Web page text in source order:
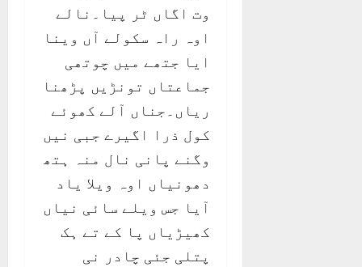
وت اگاں ٹر پیا۔نالے
اوہ راہ سکولے آں وینا
ایا جتھے میں چوتھی
جماعتاں تونڑیں پڑھنا
ریاں۔جناں آلے کھوئے
کول ذرا اگیرے جبی نیں
وگنے پانی نال منہ ہتھ
دھونیاں اوہ ویلا یاد
آیا جس ویلے سائی نیاں
کھیڑیاں پا کے تے ہک
پتلی جئی چادر نی